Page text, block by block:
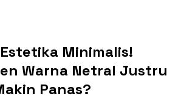
Minimalis!
Warna Netral Justru
Panas?